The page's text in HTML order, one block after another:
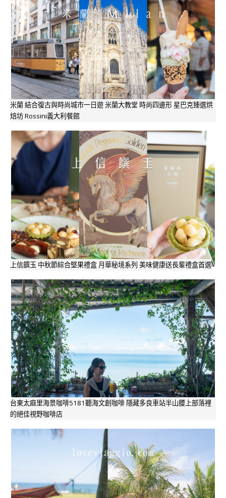
米蘭 結合復古與時尚城市一日遊 米蘭大教堂 時尚四邊形 星巴克臻選烘
焙坊 Rossini義大利餐館
上信饌玉 中秋節綜合堅果禮盒 月華秘境系列 美味健康送長輩禮盒首選
台東太麻里海景咖啡5181聽海文創咖啡 隱藏多良車站半山腰上部落裡
的絕佳視野咖啡店